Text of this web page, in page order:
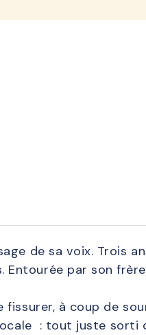
de sa voix. Trois
par son
fissurer, à coup de
: tout juste sorti